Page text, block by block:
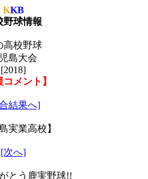
KKB
野球情報
高校野球
島大会
[2018]
コメント】
結果へ]
実業高校】
[次へ]
とう鹿実野球!!